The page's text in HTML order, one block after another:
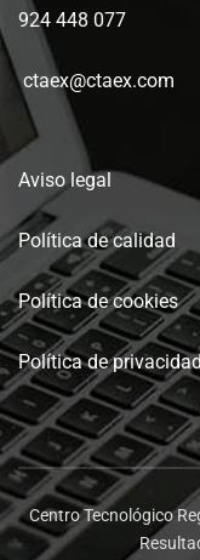
924 448 077
ctaex@ctaex.com
Aviso legal
Política de calidad
Política de cookies
Política de
Centro Tecnológico